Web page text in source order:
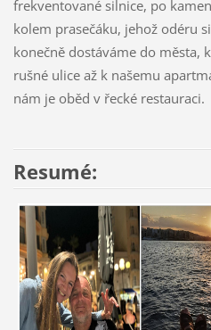
frekventované silnice, po
kolem prasečáku, jehož odéru
konečně dostáváme do města,
rušné ulice až k našemu
nám je oběd v řecké restauraci.
Resumé: